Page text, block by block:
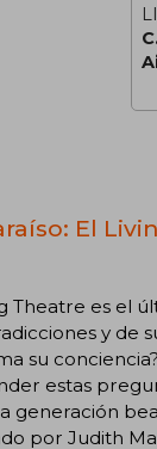
El
Theatre es el
y de
su
estas
generación
por Judith